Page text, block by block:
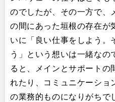
のでしたが、その一方で、
の間にあった垣根の存在が
いに「良い仕事をしよう。
う」という想いは一緒なの
ると、メインとサポートの
れたり、コミュニケーショ
の業務的ものになりがちで